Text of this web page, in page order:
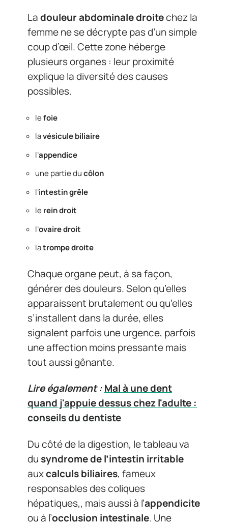
Ladouleur abdominale droitechez la
femme ne se décrypte pas d’un simple
coup d’œil. Cette zone héberge
plusieurs organes : leur proximité
explique la diversité des causes
possibles.
lefoie
lavésicule biliaire
l’appendice
une partie ducôlon
l’intestin grêle
lerein droit
l’ovaire droit
latrompe droite
Chaque organe peut, à sa façon,
générer des douleurs. Selon qu’elles
apparaissent brutalement ou qu’elles
s’installent dans la durée, elles
signalent parfois une urgence, parfois
une affection moins pressante mais
tout aussi gênante.
Lire également :Mal à une dent
quand j'appuie dessus chez l'adulte :
conseils du dentiste
Du côté de la digestion, le tableau va
du syndrome de l’intestin irritable
auxcalculs biliaires, fameux
responsables des coliques
hépatiques,, mais aussi à l’appendicite
ou à l’occlusion intestinale. Une